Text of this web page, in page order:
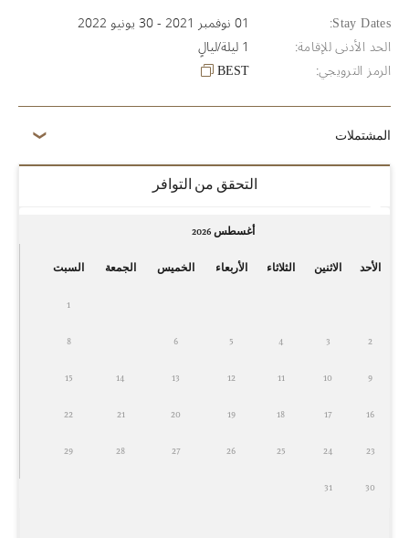
Stay Dates:
01 نوفمبر 2021 - 30 يونيو 2022
الحد الأدنى للإقامة:
1 ليلة/ليالٍ
الرمز الترويجي:
BEST
المشتملات
التحقق من التوافر
أغسطس 2026
الأحد الاثنين الثلاثاء الأربعاء الخميس الجمعة السبت
1
2
3
4
5
6
8
9
10
11
12
13
14
15
16
17
18
19
20
21
22
23
24
25
26
27
28
29
30
31